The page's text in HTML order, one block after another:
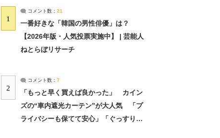
1
コメント数： 21
一番好きな「韓国の男性俳優」は？
【2026年版・人気投票実施中】 | 芸能人
ねとらぼリサーチ
2
コメント数： 7
「もっと早く買えば良かった」 カイン
ズの“車内遮光カーテン”が大人気 「プ
ライバシーも保てて安心」「ぐっすり眠